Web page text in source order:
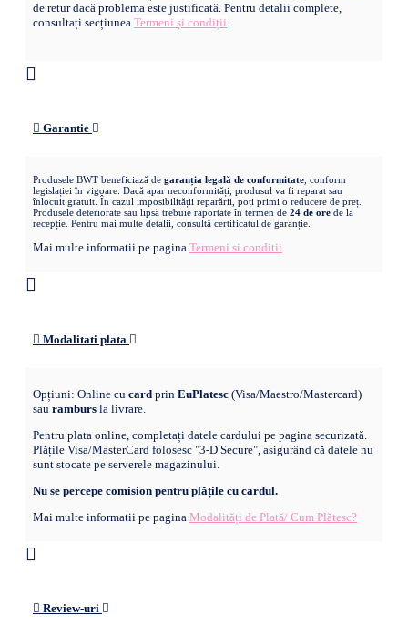
de retur dacă problema este justificată. Pentru detalii complete,
consultați secțiunea Termeni și condiții.
Garantie
Produsele BWT beneficiază de garanția legală de conformitate , conform
legislației în vigoare. Dacă apar neconformități, produsul va fi reparat sau
înlocuit gratuit. În cazul imposibilității reparării, poți primi o reducere de preț.
Produsele deteriorate sau lipsă trebuie raportate în termen de 24 de ore de la
recepție. Pentru mai multe detalii, consultă certificatul de garanție.
Mai multe informatii pe pagina Termeni si conditii
Modalitati plata
Opțiuni: Online cu card prin EuPlatesc (Visa/Maestro/Mastercard)
sau ramburs la livrare.
Pentru plata online, completați datele cardului pe pagina securizată.
Plățile Visa/MasterCard folosesc "3-D Secure", asigurând că datele nu
sunt stocate pe serverele magazinului.
Nu se percepe comision pentru plățile cu cardul.
Mai multe informatii pe pagina Modalități de Plată/ Cum Plătesc?
Review-uri